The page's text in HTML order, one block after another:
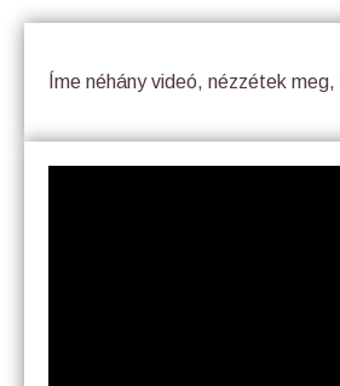
Íme néhány videó, nézzétek